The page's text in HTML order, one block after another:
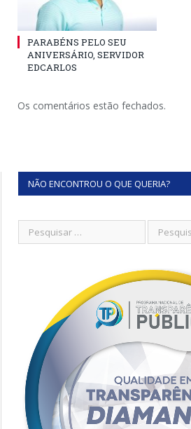
PARABÉNS PELO SEU
ANIVERSÁRIO, SERVIDOR
EDCARLOS
Os comentários estão fechados.
NÃO ENCONTROU O QUE QUERIA?